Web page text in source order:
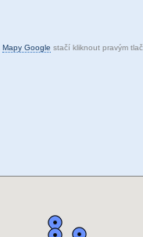
Mapy Google stačí kliknout pravým